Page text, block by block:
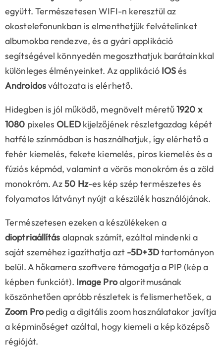
együtt. Természetesen WIFI-n keresztül az
okostelefonunkban is elmenthetjük felvételinket
albumokba rendezve, és a gyári applikáció
segítségével könnyedén megoszthatjuk barátainkkal
különleges élményeinket. Az applikáció IOSés
Androidosváltozata is elérhető.
Hidegben is jól működő, megnövelt méretű1920 x
1080 pixelesOLEDkijelzőjének részletgazdag képét
hatféle színmódban is használhatjuk, így elérhető a
fehér kiemelés, fekete kiemelés, piros kiemelés és a
fúziós képmód, valamint a vörös monokróm és a zöld
monokróm. Az50 Hz-es kép szép természetes és
folyamatos látványt nyújt a készülék használójának.
Természetesen ezeken a készülékeken a
dioptriaállítás alapnak számít, ezáltal mindenki a
saját szeméhez igazíthatja azt -5D+3Dtartományon
belül. A hőkamera szoftvere támogatja a PIP (kép a
képben funkciót). Image Proalgoritmusának
köszönhetően apróbb részletek is felismerhetőek, a
Zoom Propedig a digitális zoom használatakor javítja
a képminőséget azáltal, hogy kiemeli a kép középső
régióját.